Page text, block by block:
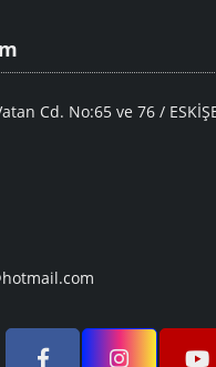
Cd. No:65 ve 76 /